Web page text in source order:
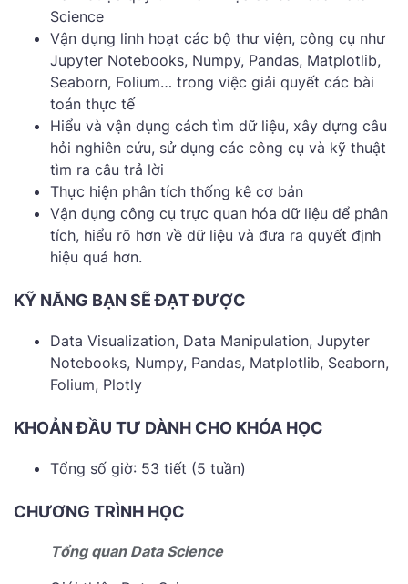
Science
Vận dụng linh hoạt các bộ thư viện, công cụ như
Jupyter Notebooks, Numpy, Pandas, Matplotlib,
Seaborn, Folium… trong việc giải quyết các bài
toán thực tế
Hiểu và vận dụng cách tìm dữ liệu, xây dựng câu
hỏi nghiên cứu, sử dụng các công cụ và kỹ thuật
tìm ra câu trả lời
Thực hiện phân tích thống kê cơ bản
Vận dụng công cụ trực quan hóa dữ liệu để phân
tích, hiểu rõ hơn về dữ liệu và đưa ra quyết định
hiệu quả hơn.
KỸ NĂNG BẠN SẼ ĐẠT ĐƯỢC
Data Visualization, Data Manipulation, Jupyter
Notebooks, Numpy, Pandas, Matplotlib, Seaborn,
Folium, Plotly
KHOẢN ĐẦU TƯ DÀNH CHO KHÓA HỌC
Tổng số giờ: 53 tiết (5 tuần)
CHƯƠNG TRÌNH HỌC
Tổng quan Data Science